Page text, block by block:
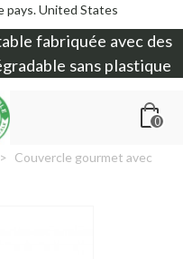
pays.United States
fabriquée avec des
sans plastique
0
> Couvercle gourmet avec